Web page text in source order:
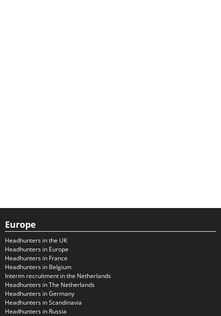
Europe
Headhunters in the UK
Headhunters in Europe
Headhunters in France
Headhunters in Belgium
Interim recruitment in the Netherlands
Headhunters in The Netherlands
Headhunters in Germany
Headhunters in Scandinavia
Headhunters in Russia